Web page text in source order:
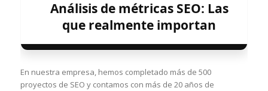
Análisis de métricas SEO: Las
que realmente importan
En nuestra empresa, hemos completado más de 500
proyectos de SEO y contamos con más de 20 años de